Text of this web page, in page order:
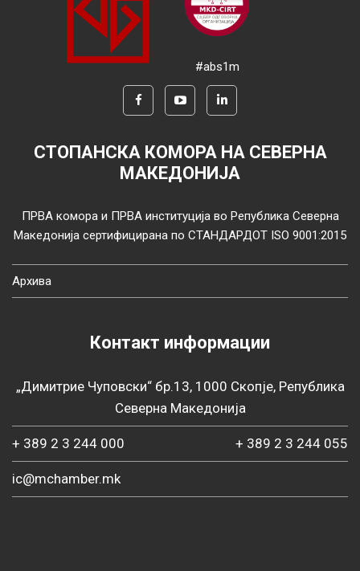
#abs1m
СТОПАНСКА КОМОРА НА СЕВЕРНА
МАКЕДОНИЈА
ПРВА комора и ПРВА институција во Република Северна
Македонија сертифицирана по СТАНДАРДОТ ISO 9001:2015
Архива
Контакт информации
„Димитрие Чуповски“ бр.13, 1000 Скопје, Република
Северна Македонија
+ 389 2 3 244 000 + 389 2 3 244 055
ic@mchamber.mk